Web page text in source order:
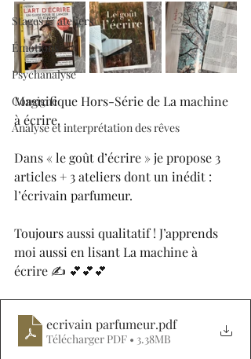
Stages & ateliers
Émotions
Psychanalyse
Consigne
Analyse et interprétation des rêves
Magnifique Hors-Série de La machine
à écrire.
Dans « le goût d’écrire » je propose 3
articles + 3 ateliers dont un inédit :
l’écrivain parfumeur.
Toujours aussi qualitatif ! J’apprends
moi aussi en lisant La machine à
écrire ✍️ 💕💕💕
ecrivain parfumeur.pdf
Télécharger PDF • 3.38MB